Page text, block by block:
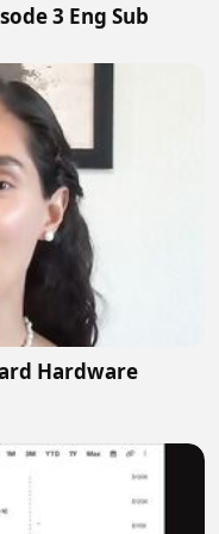
3 Eng Sub
Hardware